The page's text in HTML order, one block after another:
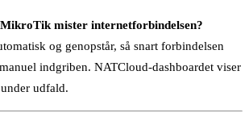
mister internetforbindelsen?
og genopstår, så snart forbindelsen
indgriben. NATCloud-dashboardet viser
udfald.